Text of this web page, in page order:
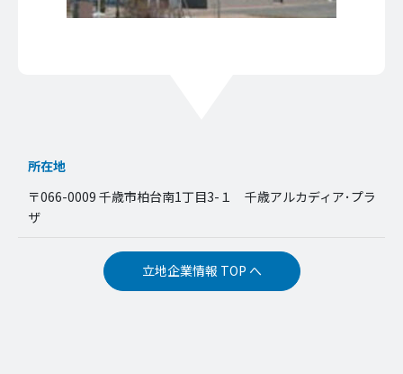
所在地
〒066-0009 千歳市柏台南1丁目3-１ 千歳アルカディア･プラ
ザ
立地企業情報 TOP へ